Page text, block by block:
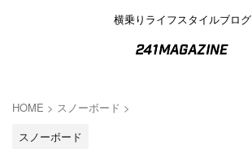
横乗りライフスタイルブログ
HOME > スノーボード >
スノーボード